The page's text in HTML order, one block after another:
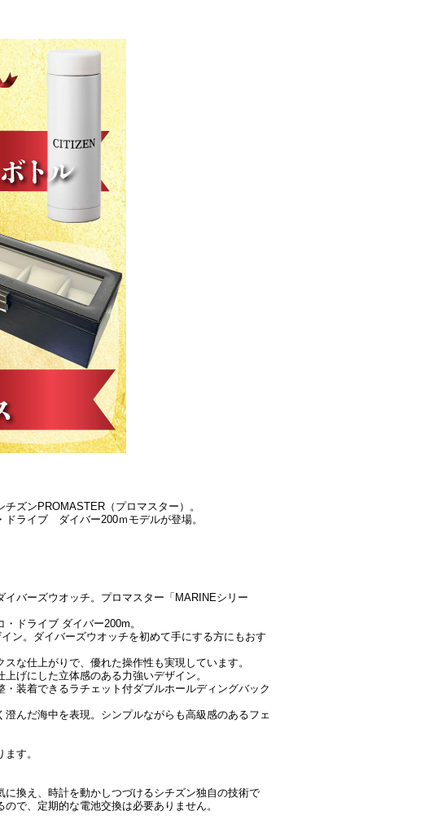
ズンPROMASTER（プロマスター）。
ドライブ ダイバー200ｍモデルが登場。
バーズウオッチ。プロマスター「MARINEシリー
ドライブ ダイバー200m。
ン。ダイバーズウオッチを初めて手にする方にもおす
な仕上がりで、優れた操作性も実現しています。
げにした立体感のある力強いデザイン。
装着できるラチェット付ダブルホールディングバック
んだ海中を表現。シンプルながらも高級感のあるフェ
す。
換え、時計を動かしつづけるシチズン独自の技術で
で、定期的な電池交換は必要ありません。